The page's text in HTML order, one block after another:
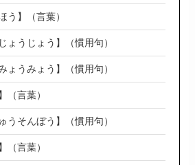
う】（言葉）
ょうじょう】（慣用句）
ょうみょう】（慣用句）
（言葉）
うそんぼう】（慣用句）
（言葉）